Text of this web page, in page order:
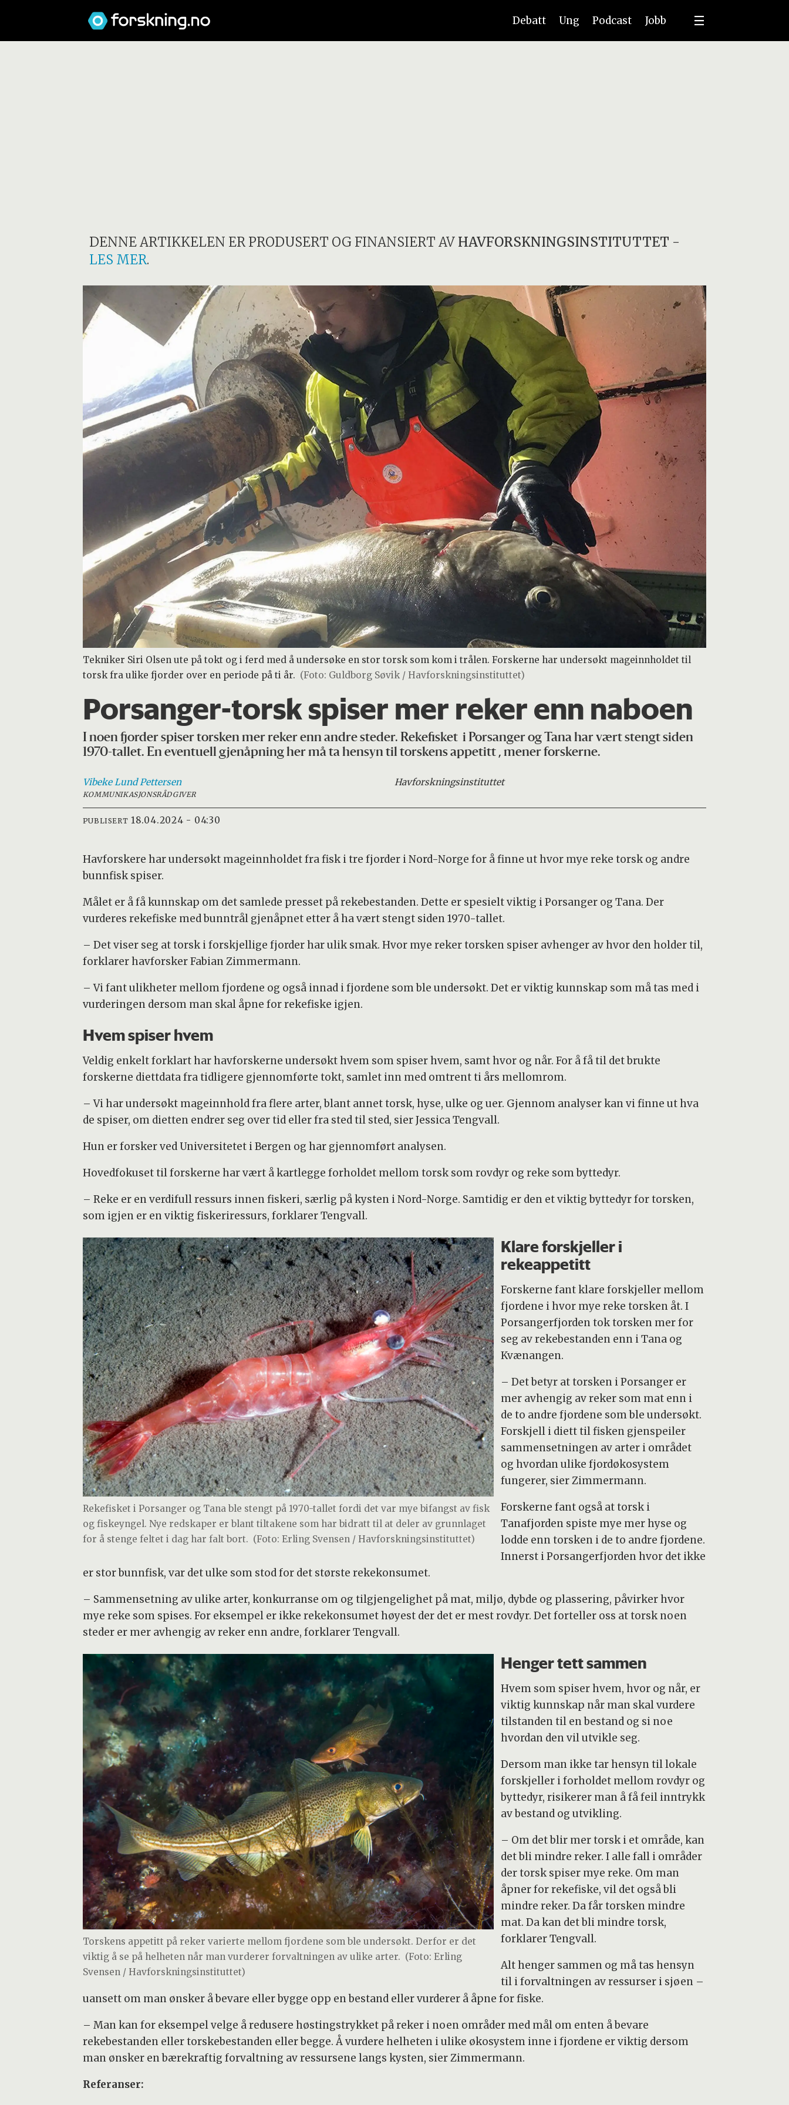
Debatt Ung Podcast Jobb
DENNE ARTIKKELEN ER PRODUSERT OG FINANSIERT AV HAVFORSKNINGSINSTITUTTET -
LES MER.
Tekniker Siri Olsen ute på tokt og i ferd med å undersøke en stor torsk som kom i trålen. Forskerne har undersøkt mageinnholdet til
torsk fra ulike fjorder over en periode på ti år. (Foto: Guldborg Søvik / Havforskningsinstituttet)
Porsanger-torsk spiser mer reker enn naboen
I noen fjorder spiser torsken mer reker enn andre steder. Rekefisket i Porsanger og Tana har vært stengt siden
1970-tallet. En eventuell gjenåpning her må ta hensyn til torskens appetitt , mener forskerne.
Vibeke Lund Pettersen
KOMMUNIKASJONSRÅDGIVER
Havforskningsinstituttet
PUBLISERT 18.04.2024 - 04:30
Havforskere har undersøkt mageinnholdet fra fisk i tre fjorder i Nord-Norge for å finne ut hvor mye reke torsk og andre
bunnfisk spiser.
Målet er å få kunnskap om det samlede presset på rekebestanden. Dette er spesielt viktig i Porsanger og Tana. Der
vurderes rekefiske med bunntrål gjenåpnet etter å ha vært stengt siden 1970-tallet.
– Det viser seg at torsk i forskjellige fjorder har ulik smak. Hvor mye reker torsken spiser avhenger av hvor den holder til,
forklarer havforsker Fabian Zimmermann.
– Vi fant ulikheter mellom fjordene og også innad i fjordene som ble undersøkt. Det er viktig kunnskap som må tas med i
vurderingen dersom man skal åpne for rekefiske igjen.
Hvem spiser hvem
Veldig enkelt forklart har havforskerne undersøkt hvem som spiser hvem, samt hvor og når. For å få til det brukte
forskerne diettdata fra tidligere gjennomførte tokt, samlet inn med omtrent ti års mellomrom.
– Vi har undersøkt mageinnhold fra flere arter, blant annet torsk, hyse, ulke og uer. Gjennom analyser kan vi finne ut hva
de spiser, om dietten endrer seg over tid eller fra sted til sted, sier Jessica Tengvall.
Hun er forsker ved Universitetet i Bergen og har gjennomført analysen.
Hovedfokuset til forskerne har vært å kartlegge forholdet mellom torsk som rovdyr og reke som byttedyr.
– Reke er en verdifull ressurs innen fiskeri, særlig på kysten i Nord-Norge. Samtidig er den et viktig byttedyr for torsken,
som igjen er en viktig fiskeriressurs, forklarer Tengvall.
Rekefisket i Porsanger og Tana ble stengt på 1970-tallet fordi det var mye bifangst av fisk
og fiskeyngel. Nye redskaper er blant tiltakene som har bidratt til at deler av grunnlaget
for å stenge feltet i dag har falt bort. (Foto: Erling Svensen / Havforskningsinstituttet)
Klare forskjeller i
rekeappetitt
Forskerne fant klare forskjeller mellom
fjordene i hvor mye reke torsken åt. I
Porsangerfjorden tok torsken mer for
seg av rekebestanden enn i Tana og
Kvænangen.
– Det betyr at torsken i Porsanger er
mer avhengig av reker som mat enn i
de to andre fjordene som ble undersøkt.
Forskjell i diett til fisken gjenspeiler
sammensetningen av arter i området
og hvordan ulike fjordøkosystem
fungerer, sier Zimmermann.
Forskerne fant også at torsk i
Tanafjorden spiste mye mer hyse og
lodde enn torsken i de to andre fjordene.
Innerst i Porsangerfjorden hvor det ikke
er stor bunnfisk, var det ulke som stod for det største rekekonsumet.
– Sammensetning av ulike arter, konkurranse om og tilgjengelighet på mat, miljø, dybde og plassering, påvirker hvor
mye reke som spises. For eksempel er ikke rekekonsumet høyest der det er mest rovdyr. Det forteller oss at torsk noen
steder er mer avhengig av reker enn andre, forklarer Tengvall.
Torskens appetitt på reker varierte mellom fjordene som ble undersøkt. Derfor er det
viktig å se på helheten når man vurderer forvaltningen av ulike arter. (Foto: Erling
Svensen / Havforskningsinstituttet)
Henger tett sammen
Hvem som spiser hvem, hvor og når, er
viktig kunnskap når man skal vurdere
tilstanden til en bestand og si noe
hvordan den vil utvikle seg.
Dersom man ikke tar hensyn til lokale
forskjeller i forholdet mellom rovdyr og
byttedyr, risikerer man å få feil inntrykk
av bestand og utvikling.
– Om det blir mer torsk i et område, kan
det bli mindre reker. I alle fall i områder
der torsk spiser mye reke. Om man
åpner for rekefiske, vil det også bli
mindre reker. Da får torsken mindre
mat. Da kan det bli mindre torsk,
forklarer Tengvall.
Alt henger sammen og må tas hensyn
til i forvaltningen av ressurser i sjøen –
uansett om man ønsker å bevare eller bygge opp en bestand eller vurderer å åpne for fiske.
– Man kan for eksempel velge å redusere høstingstrykket på reker i noen områder med mål om enten å bevare
rekebestanden eller torskebestanden eller begge. Å vurdere helheten i ulike økosystem inne i fjordene er viktig dersom
man ønsker en bærekraftig forvaltning av ressursene langs kysten, sier Zimmermann.
Referanser: